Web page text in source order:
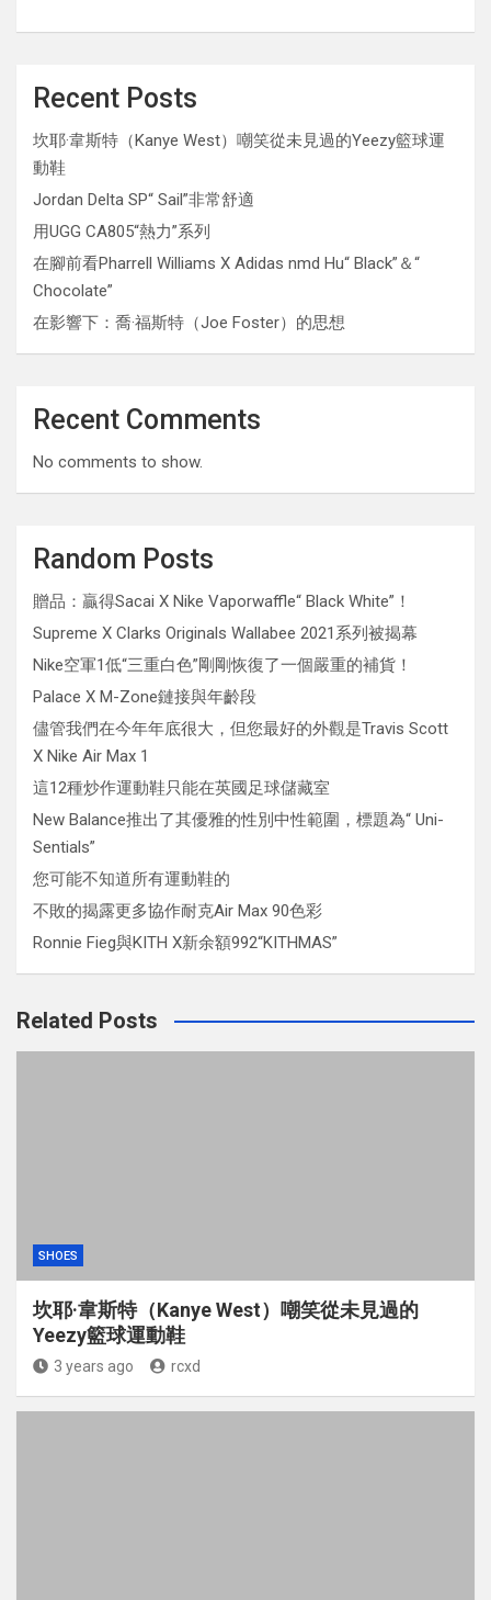
Recent Posts
坎耶·韋斯特（Kanye West）嘲笑從未見過的Yeezy籃球運
動鞋
Jordan Delta SP“ Sail”非常舒適
用UGG CA805“熱力”系列
在腳前看Pharrell Williams X Adidas nmd Hu“ Black”＆“
Chocolate”
在影響下：喬·福斯特（Joe Foster）的思想
Recent Comments
No comments to show.
Random Posts
贈品：贏得Sacai X Nike Vaporwaffle“ Black White”！
Supreme X Clarks Originals Wallabee 2021系列被揭幕
Nike空軍1低“三重白色”剛剛恢復了一個嚴重的補貨！
Palace X M-Zone鏈接與年齡段
儘管我們在今年年底很大，但您最好的外觀是Travis Scott
X Nike Air Max 1
這12種炒作運動鞋只能在英國足球儲藏室
New Balance推出了其優雅的性別中性範圍，標題為“ Uni-
Sentials”
您可能不知道所有運動鞋的
不敗的揭露更多協作耐克Air Max 90色彩
Ronnie Fieg與KITH X新余額992“KITHMAS”
Related Posts
SHOES
坎耶·韋斯特（Kanye West）嘲笑從未見過的
Yeezy籃球運動鞋
3 years ago rcxd